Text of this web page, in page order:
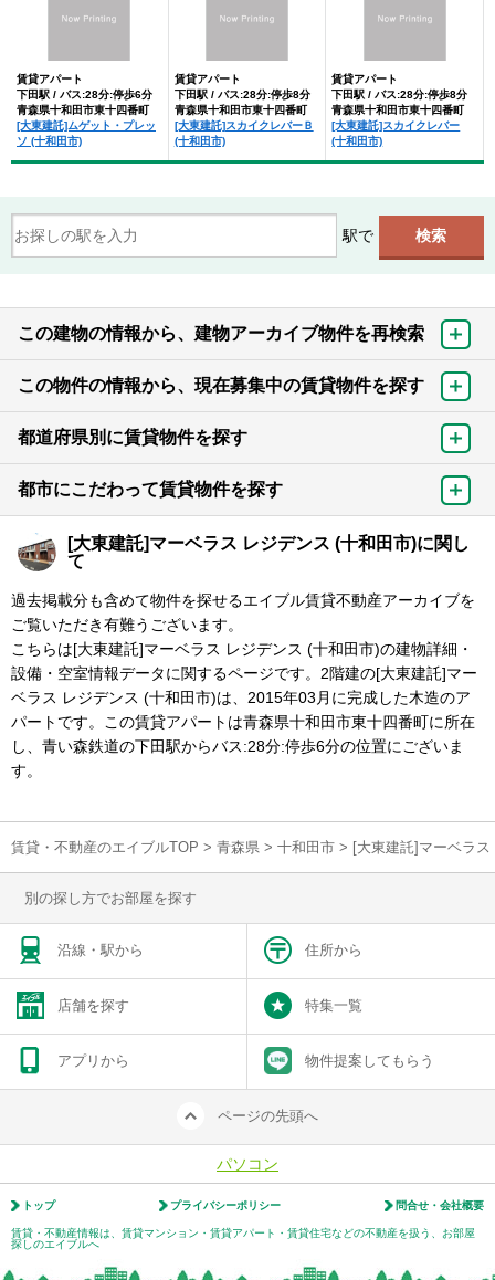
賃貸アパート
下田駅 / バス:28分:停歩6分
青森県十和田市東十四番町
[大東建託]ムゲット・プレッ
ソ (十和田市)
賃貸アパート
下田駅 / バス:28分:停歩8分
青森県十和田市東十四番町
[大東建託]スカイクレバーＢ
(十和田市)
賃貸アパート
下田駅 / バス:28分:停歩8分
青森県十和田市東十四番町
[大東建託]スカイクレバー
(十和田市)
駅で
この建物の情報から、建物アーカイブ物件を再検索
この物件の情報から、現在募集中の賃貸物件を探す
都道府県別に賃貸物件を探す
都市にこだわって賃貸物件を探す
[大東建託]マーベラス レジデンス (十和田市)に関し
て
過去掲載分も含めて物件を探せるエイブル賃貸不動産アーカイブを
ご覧いただき有難うございます。
こちらは[大東建託]マーベラス レジデンス (十和田市)の建物詳細・
設備・空室情報データに関するページです。2階建の[大東建託]マー
ベラス レジデンス (十和田市)は、2015年03月に完成した木造のア
パートです。この賃貸アパートは青森県十和田市東十四番町に所在
し、青い森鉄道の下田駅からバス:28分:停歩6分の位置にございま
す。
賃貸・不動産のエイブルTOP > 青森県 > 十和田市 > [大東建託]マーベラ
別の探し方でお部屋を探す
沿線・駅から 住所から
店舗を探す 特集一覧
アプリから 物件提案してもらう
ページの先頭へ
パソコン
トップ プライバシーポリシー 問合せ・会社概要
賃貸・不動産情報は、賃貸マンション・賃貸アパート・賃貸住宅などの不動産を扱う、お部屋
探しのエイブルへ